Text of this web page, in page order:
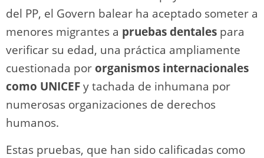
del PP, el Govern balear ha aceptado someter a
menores migrantes a pruebas dentales para
verificar su edad, una práctica ampliamente
cuestionada por organismos internacionales
como UNICEFy tachada de inhumana por
numerosas organizaciones de derechos
humanos.
Estas pruebas, que han sido calificadas como